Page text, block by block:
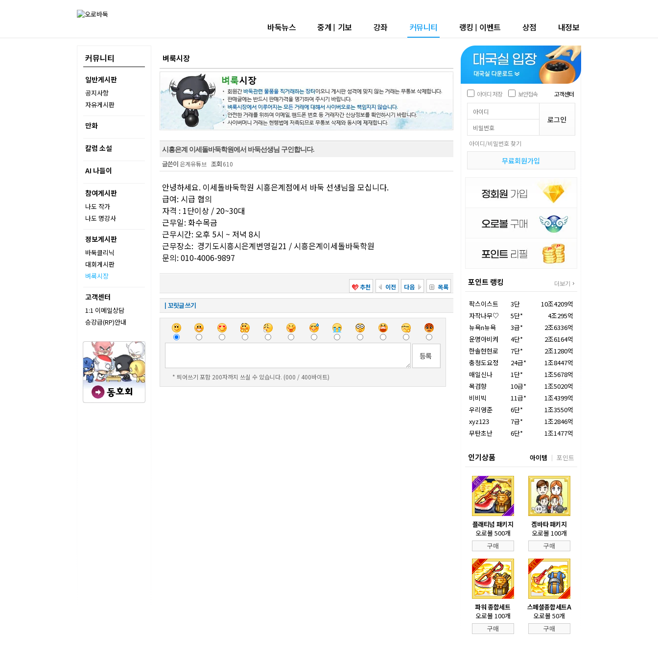
바둑뉴스 중계 | 기보 강좌 커뮤니티 랭킹 | 이벤트 상점 내정보
커뮤니티
일반게시판
공지사항
자유게시판
만화
칼럼 소설
AI 나들이
참여게시판
나도 작가
나도 명강사
정보게시판
바둑클리닉
대회게시판
벼룩시장
고객센터
1:1 이메일상담
승강급(RP)안내
벼룩시장
시흥은계 이세돌바둑학원에서 바둑선생님 구인합니다.
글쓴이 은계유튜브 조회610
안녕하세요. 이세돌바둑학원 시흥은계점에서 바둑 선생님을 모십니다.
급여: 시급 협의
자격 : 1단이상 / 20~30대
근무일: 화수목금
근무시간: 오후 5시 ~ 저녁 8시
근무장소: 경기도시흥시은계번영길21 / 시흥은계이세돌바둑학원
문의: 010-4006-9897
추천 이전 다음 목록
┃꼬릿글 쓰기
* 띄어쓰기 포함 200자까지 쓰실 수 있습니다. (000 / 400바이트)
아이디 저장 보안접속 고객센터
아이디/비밀번호 찾기
무료회원가입
포인트 랭킹 더보기
팍스이스트 3단
10조4209억
자작나무♡
5단*
4조295억
뉴욕n뉴욕
3급*
2조6336억
운명아비켜
4단*
2조6164억
한솔현현로
7단*
2조1280억
충청도요정
24급*
1조8447억
매일신나
1단*
1조5678억
목검향
10급*
1조5020억
비비빅
11급*
1조4399억
우리영준
6단*
1조3550억
xyz123
7급*
1조2846억
무탄초난
6단* 1조1477억
인기상품 아이템 포인트
플래티넘 패키지
오로볼 500개
구매
겜바타 패키지
오로볼 100개
구매
파워 종합세트
오로볼 100개
구매
스페셜종합세트A
오로볼 50개
구매